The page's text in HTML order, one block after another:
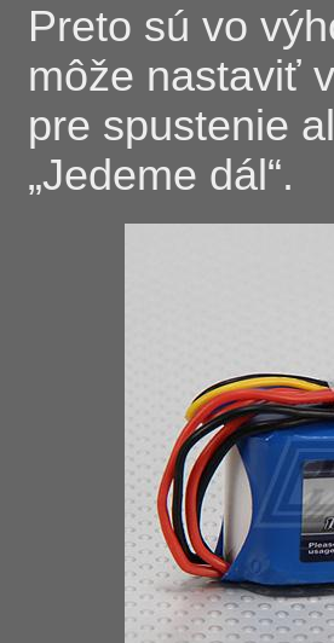
Preto sú vo
môže nastaviť
pre spustenie
„Jedeme dál“.